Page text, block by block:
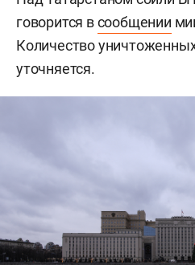
говорится всообщении
Количество
уточняется.